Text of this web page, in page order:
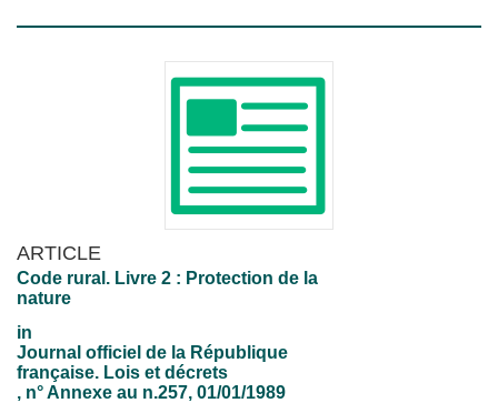
ARTICLE
Code rural. Livre 2 : Protection de la
nature
in
Journal officiel de la République
française. Lois et décrets
, n° Annexe au n.257, 01/01/1989